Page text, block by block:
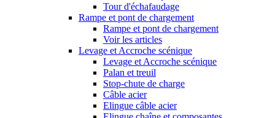
Tour d'échafaudage
Rampe et pont de chargement
Rampe et pont de chargement
Voir les articles
Levage et Accroche scénique
Levage et Accroche scénique
Palan et treuil
Stop-chute de charge
Câble acier
Elingue câble acier